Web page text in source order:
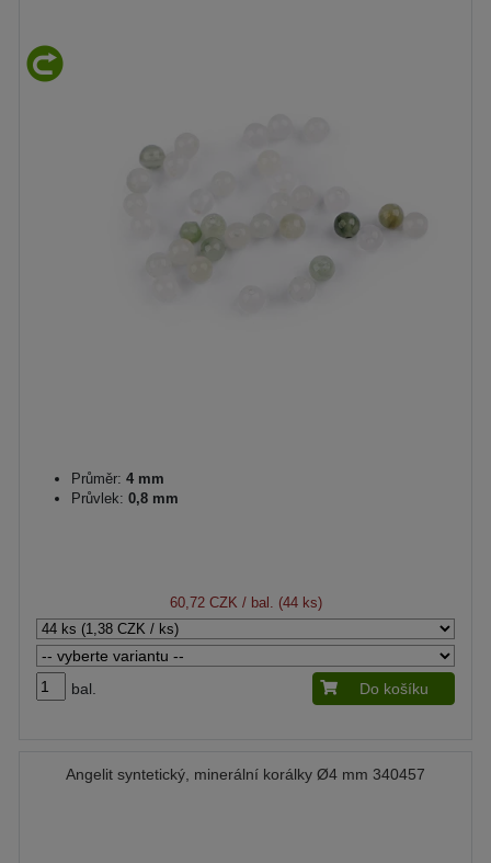
Průměr: 4 mm
Průvlek: 0,8 mm
60,72 CZK / bal. (44 ks)
bal. Do košíku
Angelit syntetický, minerální korálky Ø4 mm 340457